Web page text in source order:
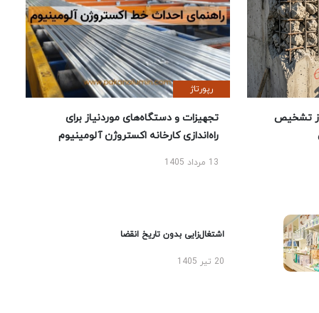
تشخیص
رپورتاژ
تجهیزات و دستگاه‌های موردنیاز برای
راه‌اندازی کارخانه اکستروژن آلومینیوم
13 مرداد 1405
اشتغال‌زایی بدون تاریخ انقضا
20 تیر 1405